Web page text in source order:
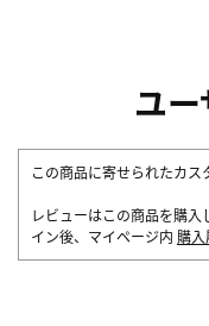
ユ
この商品に寄せられたカス
レビューはこの商品を購
イン後、マイページ内 購